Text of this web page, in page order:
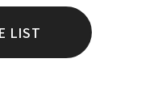
LIST